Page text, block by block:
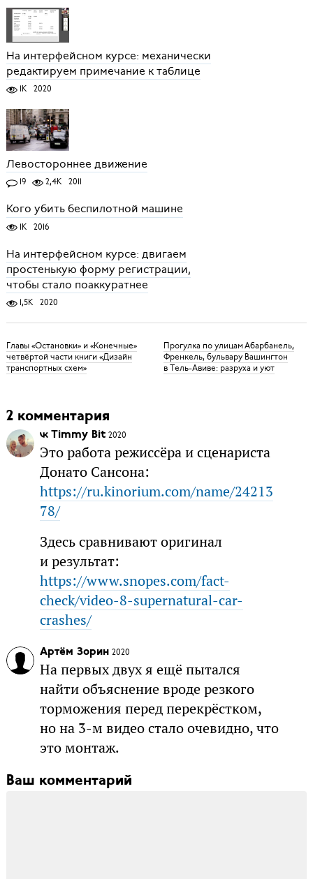
На интерфейсном курсе: механически
редактируем примечание к таблице
1K 2020
Левостороннее движение
19 2,4K 2011
Кого убить беспилотной машине
1K 2016
На интерфейсном курсе: двигаем
простенькую форму регистрации,
чтобы стало поаккуратнее
1,5K 2020
Главы «Остановки» и «Конечные»
четвёртой части книги «Дизайн
транспортных схем»
Прогулка по улицам Абарбанель,
Френкель, бульвару Вашингтон
в Тель-Авиве: разруха и уют
2 комментария
Timmy Bit 2020
Это работа режиссёра и сценариста
Донато Сансона:
https://ru.kinorium.com/name/24213
78/
Здесь сравнивают оригинал
и результат:
https://www.snopes.com/fact-
check/video-8-supernatural-car-
crashes/
Артём Зорин 2020
На первых двух я ещё пытался
найти объяснение вроде резкого
торможения перед перекрёстком,
но на 3-м видео стало очевидно, что
это монтаж.
Ваш комментарий